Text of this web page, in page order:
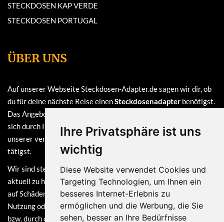
Ihre Privatsphäre ist uns
wichtig
Diese Website verwendet Cookies und
Targeting Technologien, um Ihnen ein
besseres Internet-Erlebnis zu
ermöglichen und die Werbung, die Sie
sehen, besser an Ihre Bedürfnisse
STECKDOSEN KAP VERDE
STECKDOSEN PORTUGAL
ÜBER UNS
Auf unserer Webseite Steckdosen-Adapter.de sagen wir dir, ob
du für deine nächste Reise einenSteckdosenadapter benötigst.
Das Angebot auf dieser Webseite ist
sich durch Provisionen, die wir erhalten, sofern du bei einem
unserer verlinkten Partner (z.B. Amazon) eine Bestellung
tätigst.
Wir sind stets bemüht, die Informationen auf dieser Webseite
aktuell zu halten. Dennoch sind Haftungsansprüche, welche sich
auf Schäden materieller oder ideeller Art beziehen, die durch die
Nutzung oder Nichtnutzung der dargebotenen Informationen
bzw. durch die Nutzung fehlerhafter und unvollständiger